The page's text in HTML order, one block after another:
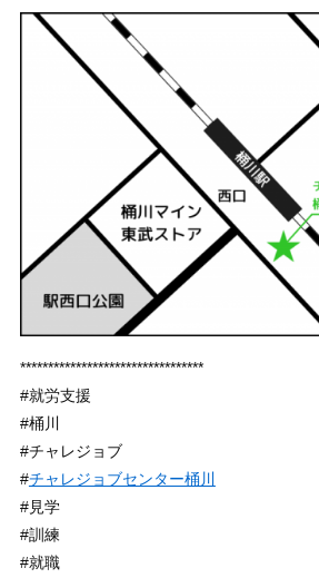
*********************************
#就労支援
#桶川
#チャレジョブ
#チャレジョブセンター桶川
#見学
#訓練
#就職